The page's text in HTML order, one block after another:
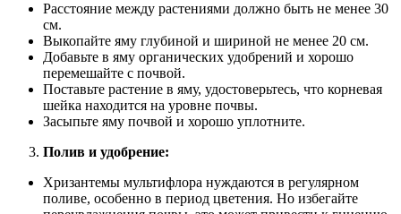
Расстояние между растениями должно быть не менее 30
см.
Выкопайте яму глубиной и шириной не менее 20 см.
Добавьте в яму органических удобрений и хорошо
перемешайте с почвой.
Поставьте растение в яму, удостоверьтесь, что корневая
шейка находится на уровне почвы.
Засыпьте яму почвой и хорошо уплотните.
Полив и удобрение:
Хризантемы мультифлора нуждаются в регулярном
поливе, особенно в период цветения. Но избегайте